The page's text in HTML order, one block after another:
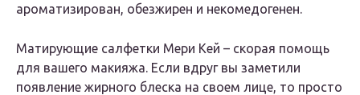
ароматизирован, обезжирен и некомедогенен.
Матирующие салфетки Мери Кей – скорая помощь
для вашего макияжа. Если вдруг вы заметили
появление жирного блеска на своем лице, то просто